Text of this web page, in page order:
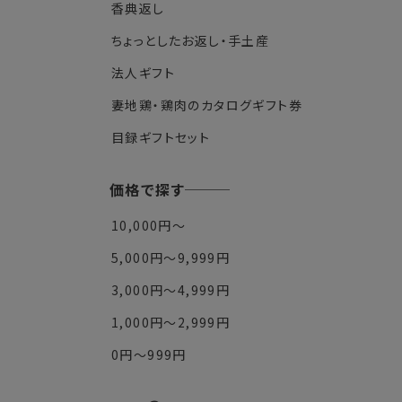
香典返し
ちょっとしたお返し・手土産
法人ギフト
妻地鶏・鶏肉のカタログギフト券
目録ギフトセット
価格で探す
10,000円～
5,000円～9,999円
3,000円～4,999円
1,000円～2,999円
0円～999円